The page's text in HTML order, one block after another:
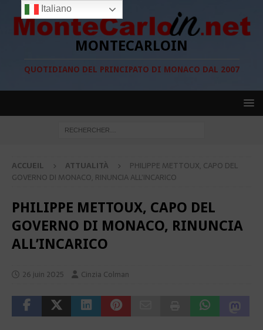
MONTECARLOIN
QUOTIDIANO DEL PRINCIPATO DI MONACO DAL 2007
ACCUEIL ATTUALITÀ
PHILIPPE METTOUX, CAPO DEL
GOVERNO DI MONACO, RINUNCIA ALL’INCARICO
PHILIPPE METTOUX, CAPO DEL
GOVERNO DI MONACO, RINUNCIA
ALL’INCARICO
26 juin 2025 Cinzia Colman
Italiano